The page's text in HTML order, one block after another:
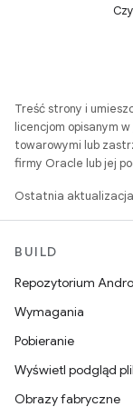
Treść strony i
licencjom opisanym w
towarowymi lub
firmy Oracle lub jej
Ostatnia
BUILD
Repozytorium
Wymagania
Pobieranie
Wyświetl podgląd
Obrazy fabryczne